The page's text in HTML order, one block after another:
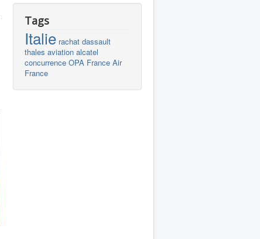
Tags
Italie rachat dassault
thales aviation alcatel
concurrence OPA France Air
France